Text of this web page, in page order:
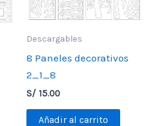
Descargables
8 Paneles decorativos
2_1_8
S/ 15.00
Añadir al carrito